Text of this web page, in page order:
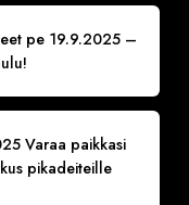
pe 19.9.2025 –
Varaa paikkasi
pikadeiteille